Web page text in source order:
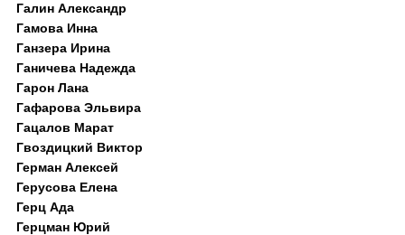
Галин Александр
Гамова Инна
Ганзера Ирина
Ганичева Надежда
Гарон Лана
Гафарова Эльвира
Гацалов Марат
Гвоздицкий Виктор
Герман Алексей
Герусова Елена
Герц Ада
Герцман Юрий